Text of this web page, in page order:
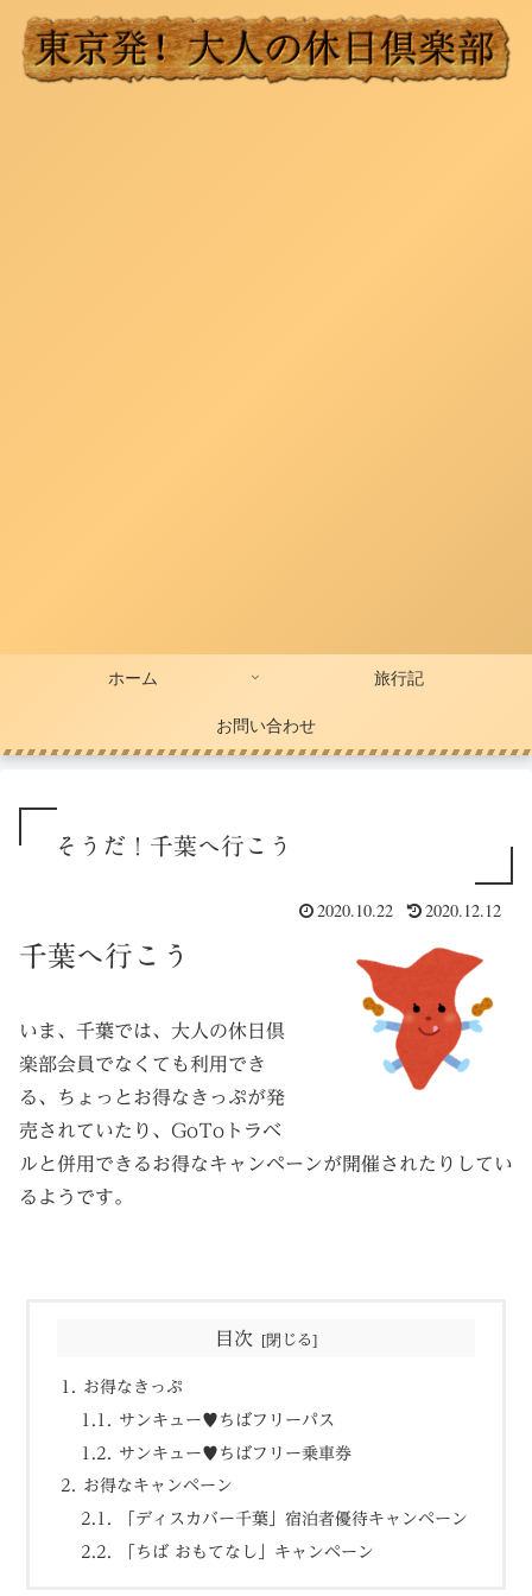
ホーム 旅行記
お問い合わせ
そうだ！千葉へ行こう
2020.10.22 2020.12.12
千葉へ行こう
いま、千葉では、大人の休日倶
楽部会員でなくても利用でき
る、ちょっとお得なきっぷが発
売されていたり、GoToトラベ
ルと併用できるお得なキャンペーンが開催されたりしてい
るようです。
目次
お得なきっぷ
サンキュー♥ちばフリーパス
サンキュー♥ちばフリー乗車券
お得なキャンペーン
「ディスカバー千葉」宿泊者優待キャンペーン
「ちば おもてなし」キャンペーン